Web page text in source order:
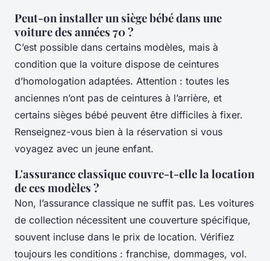
Peut-on installer un siège bébé dans une
voiture des années 70 ?
C’est possible dans certains modèles, mais à
condition que la voiture dispose de ceintures
d’homologation adaptées. Attention : toutes les
anciennes n’ont pas de ceintures à l’arrière, et
certains sièges bébé peuvent être difficiles à fixer.
Renseignez-vous bien à la réservation si vous
voyagez avec un jeune enfant.
L'assurance classique couvre-t-elle la location
de ces modèles ?
Non, l’assurance classique ne suffit pas. Les voitures
de collection nécessitent une couverture spécifique,
souvent incluse dans le prix de location. Vérifiez
toujours les conditions : franchise, dommages, vol.